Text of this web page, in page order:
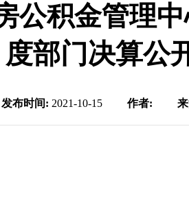
公积金管理中
度部门决算公
发布时间: 2021-10-15 作者: